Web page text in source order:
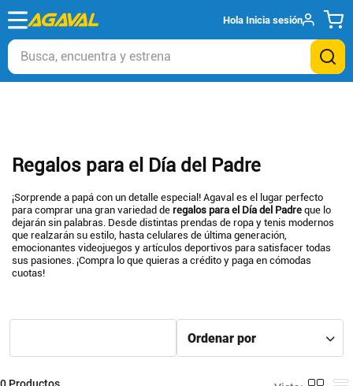
Hola Inicia sesión
Busca, encuentra y estrena
Regalos para el Día del Padre
¡Sorprende a papá con un detalle especial! Agaval es el lugar perfecto
para comprar una gran variedad de regalos para el Día del Padre que lo
dejarán sin palabras. Desde distintas prendas de ropa y tenis modernos
que realzarán su estilo, hasta celulares de última generación,
emocionantes videojuegos y artículos deportivos para satisfacer todas
sus pasiones. ¡Compra lo que quieras a crédito y paga en cómodas
cuotas!